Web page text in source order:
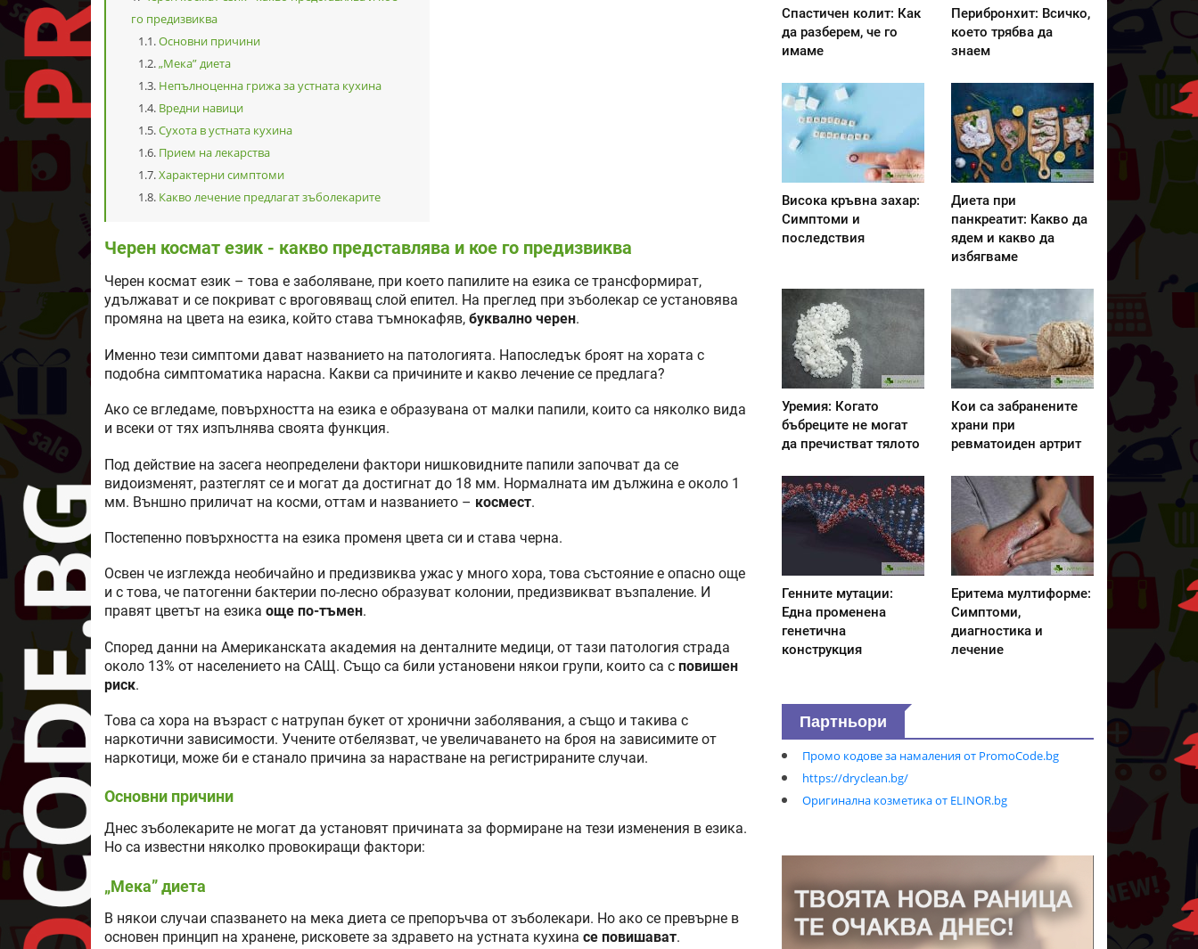
го предизвиква
Основни причини
„Мека” диета
Непълноценна грижа за устната кухина
Вредни навици
Сухота в устната кухина
Прием на лекарства
Характерни симптоми
Какво лечение предлагат зъболекарите
Черен космат език - какво представлява и кое го предизвиква
Черен космат език – това е заболяване, при което папилите на езика се трансформират,
удължават и се покриват с вроговяващ слой епител. На преглед при зъболекар се установява
промяна на цвета на езика, който става тъмнокафяв, буквално черен.
Именно тези симптоми дават названието на патологията. Напоследък броят на хората с
подобна симптоматика нарасна. Какви са причините и какво лечение се предлага?
Ако се вгледаме, повърхността на езика е образувана от малки папили, които са няколко вида
и всеки от тях изпълнява своята функция.
Под действие на засега неопределени фактори нишковидните папили започват да се
видоизменят, разтеглят се и могат да достигнат до 18 мм. Нормалната им дължина е около 1
мм. Външно приличат на косми, оттам и названието – космест.
Постепенно повърхността на езика променя цвета си и става черна.
Освен че изглежда необичайно и предизвиква ужас у много хора, това състояние е опасно още
и с това, че патогенни бактерии по-лесно образуват колонии, предизвикват възпаление. И
правят цветът на езика още по-тъмен.
Според данни на Американската академия на денталните медици, от тази патология страда
около 13% от населението на САЩ. Също са били установени някои групи, които са с повишен
риск.
Това са хора на възраст с натрупан букет от хронични заболявания, а също и такива с
наркотични зависимости. Учените отбелязват, че увеличаването на броя на зависимите от
наркотици, може би е станало причина за нарастване на регистрираните случаи.
Основни причини
Днес зъболекарите не могат да установят причината за формиране на тези изменения в езика.
Но са известни няколко провокиращи фактори:
„Мека” диета
В някои случаи спазването на мека диета се препоръчва от зъболекари. Но ако се превърне в
основен принцип на хранене, рисковете за здравето на устната кухина се повишават.
Спастичен колит: Как
да разберем, че го
имаме
Перибронхит: Всичко,
което трябва да
знаем
Висока кръвна захар:
Симптоми и
последствия
Диета при
панкреатит: Kакво да
ядем и какво да
избягваме
Уремия: Когато
бъбреците не могат
да пречистват тялото
Кои са забранените
храни при
ревматоиден артрит
Генните мутации:
Една променена
генетична
конструкция
Еритема мултиформе:
Симптоми,
диагностика и
лечение
Партньори
Промо кодове за намаления от PromoCode.bg
https://dryclean.bg/
Оригинална козметика от ELINOR.bg